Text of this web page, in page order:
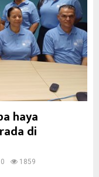
haya
di
0 1859